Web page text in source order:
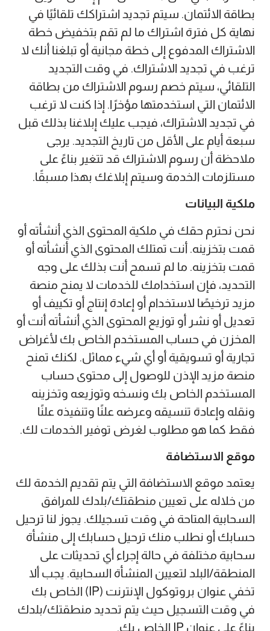
بطاقة الائتمان. سيتم تجديد اشتراكك تلقائيًا في
نهاية كل فترة اشتراك ما لم تقم بتخفيض خطة
الاشتراك المدفوع إلى خطة مجانية أو تبلغنا أنك لا
ترغب في تجديد الاشتراك. في وقت التجديد
التلقائي، سيتم خصم رسوم الاشتراك من بطاقة
الائتمان التي استخدمتها مؤخرًا. إذا كنت لا ترغب
في تجديد الاشتراك، فيجب عليك إبلاغنا بذلك قبل
سبعة أيام على الأقل من تاريخ التجديد. يرجى
ملاحظة أن رسوم الاشتراك قد تتغير بناءً على
مستلزمات الخدمة وسيتم إبلاغك بهذا مسبقًا.
ملكية البيانات
نحن نحترم حقك في ملكية المحتوى الذي أنشأته أو
قمت بتخزينه. أنت تمتلك المحتوى الذي أنشأته أو
قمت بتخزينه. ما لم تسمح أنت بذلك على وجه
التحديد، فإن استخدامك للخدمات لا يمنح منصة
مزيد ترخيصًا لاستخدام أو إعادة إنتاج أو تكييف أو
تعديل أو نشر أو توزيع المحتوى الذي أنشأته أنت أو
المخزن في حساب المستخدم الخاص بك لأغراض
تجارية أو تسويقية أو أي شيء مماثل. لكنك تمنح
منصة مزيد الإذن للوصول إلى محتوى حساب
المستخدم الخاص بك ونسخه وتوزيعه وتخزينه
ونقله وإعادة تنسيقه وعرضه علنًا وتنفيذه علنًا
فقط كما هو مطلوب لغرض توفير الخدمات لك.
موقع الاستضافة
يعتمد موقع الاستضافة التي يتم تقديم الخدمة لك
من خلاله على تعيين منطقتك/بلدك للمرافق
السحابية المتاحة في وقت تسجيلك. يجوز لنا ترحيل
حسابك أو نطلب منك ترحيل حسابك إلى منشأة
سحابية مختلفة في حالة إجراء أي تحديثات على
المنطقة/البلد لتعيين المنشأة السحابية. يجب ألا
تخفي عنوان بروتوكول الإنترنت (IP) الخاص بك
في وقت التسجيل حيث يتم تحديد منطقتك/بلدك
بناءً على عنوان IP الخاص بك.